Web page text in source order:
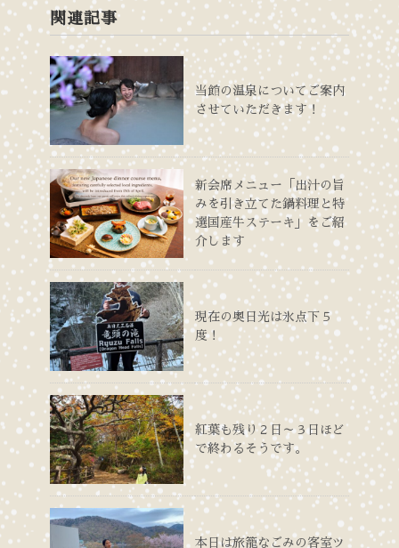
関連記事
当館の温泉についてご案内
させていただきます！
新会席メニュー「出汁の旨
みを引き立てた鍋料理と特
選国産牛ステーキ」をご紹
介します
現在の奥日光は氷点下５
度！
紅葉も残り２日～３日ほど
で終わるそうです。
本日は旅籠なごみの客室ツ